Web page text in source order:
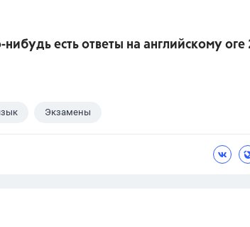
есть ответы на английскому оге
Экзамены